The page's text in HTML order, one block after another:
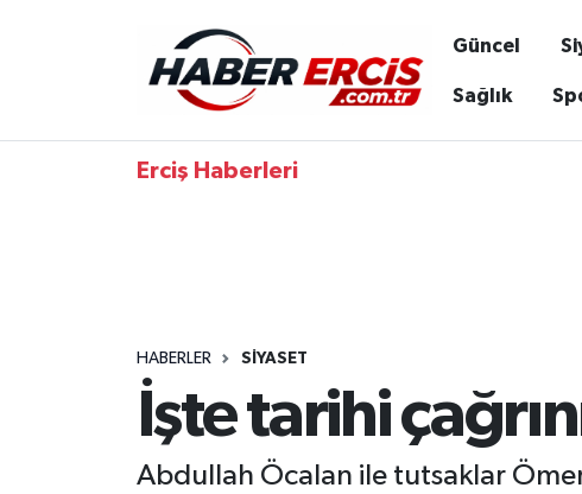
Güncel
Sağlık
Erciş Haberleri
HABERLER SIYASET
İşte tarihi
Abdullah Öcalan ile tutsaklar Ömer